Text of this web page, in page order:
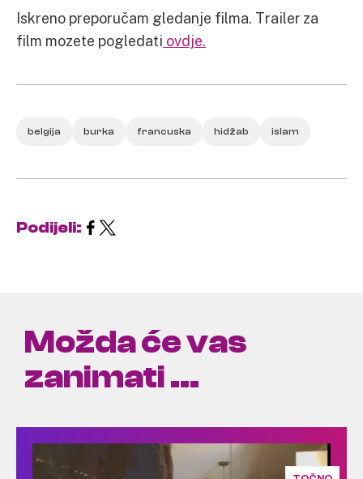
Iskreno preporučam gledanje filma. Trailer za
film mozete pogledati ovdje.
belgija burka francuska hidžab islam
Podijeli:
Možda će vas
zanimati ...